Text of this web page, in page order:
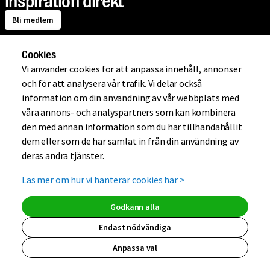
Bli medlem
Om Mio
Handla på Mio
Hjälp
Kundklubb
(extern länk,
(extern
(extern
Cookies
Vi använder cookies för att anpassa innehåll, annonser
och för att analysera vår trafik. Vi delar också
information om din användning av vår webbplats med
våra annons- och analyspartners som kan kombinera
den med annan information som du har tillhandahållit
dem eller som de har samlat in från din användning av
deras andra tjänster.
Läs mer om hur vi hanterar cookies här >
Anpassa val
Endast nödvändiga
Godkänn alla